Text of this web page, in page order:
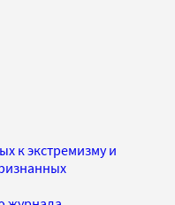
к экстремизму и